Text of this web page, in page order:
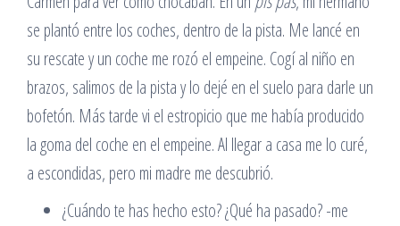
se plantó entre los coches, dentro de la pista. Me lancé en
su rescate y un coche me rozó el empeine. Cogí al niño en
brazos, salimos de la pista y lo dejé en el suelo para darle un
bofetón. Más tarde vi el estropicio que me había producido
la goma del coche en el empeine. Al llegar a casa me lo curé,
a escondidas, pero mi madre me descubrió.
¿Cuándo te has hecho esto? ¿Qué ha pasado? -me